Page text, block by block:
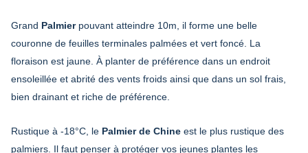
Grand Palmierpouvant atteindre 10m, il forme une belle
couronne de feuilles terminales palmées et vert foncé. La
floraison est jaune. À planter de préférence dans un endroit
ensoleillée et abrité des vents froids ainsi que dans un sol frais,
bien drainant et riche de préférence.
Rustique à -18°C, le Palmier de Chine est le plus rustique des
palmiers. Il faut penser à protéger vos jeunes plantes les